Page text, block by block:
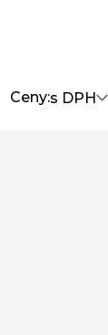
Ceny:s DPH